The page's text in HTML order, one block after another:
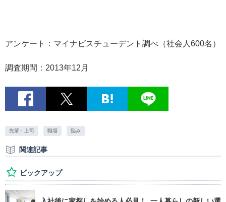
アンケート：マイナビスチューデント調べ（社会人600名）
調査期間：2013年12月
先輩・上司 職場 悩み
関連記事
ピックアップ